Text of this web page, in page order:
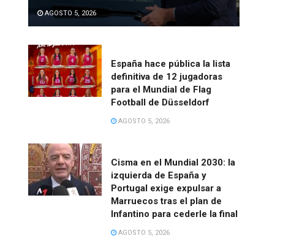
AGOSTO 5, 2026
España hace pública la lista
definitiva de 12 jugadoras
para el Mundial de Flag
Football de Düsseldorf
AGOSTO 5, 2026
Cisma en el Mundial 2030: la
izquierda de España y
Portugal exige expulsar a
Marruecos tras el plan de
Infantino para cederle la final
AGOSTO 5, 2026